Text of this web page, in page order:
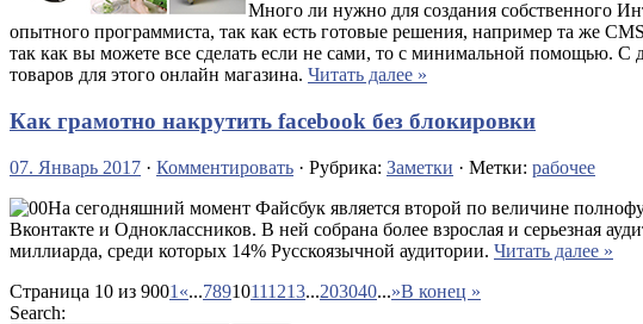
Много ли нужно для создания собственного
опытного программиста, так как есть готовые решения, например та же
так как вы можете все сделать если не сами, то с минимальной помощью. С
товаров для этого онлайн магазина. Читать далее »
Как грамотно накрутить facebook без блокировки
07. Январь 2017 · Комментировать · Рубрика: Заметки · Метки: рабочее
На сегодняшний момент Файсбук является второй по величине
Вконтакте и Одноклассников. В ней собрана более взрослая и серьезная
миллиарда, среди которых 14% Русскоязычной аудитории. Читать далее »
Страница 10 из 9001 «...78910111213...203040...»В конец »
Search: